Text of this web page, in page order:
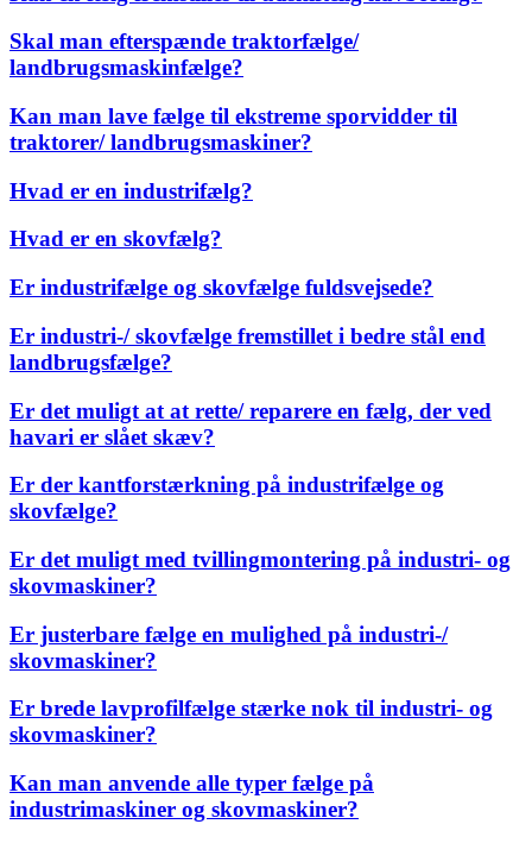
Skal man efterspænde traktorfælge/
landbrugsmaskinfælge?
Kan man lave fælge til ekstreme sporvidder til
traktorer/ landbrugsmaskiner?
Hvad er en industrifælg?
Hvad er en skovfælg?
Er industrifælge og skovfælge fuldsvejsede?
Er industri-/ skovfælge fremstillet i bedre stål end
landbrugsfælge?
Er det muligt at at rette/ reparere en fælg, der ved
havari er slået skæv?
Er der kantforstærkning på industrifælge og
skovfælge?
Er det muligt med tvillingmontering på industri- og
skovmaskiner?
Er justerbare fælge en mulighed på industri-/
skovmaskiner?
Er brede lavprofilfælge stærke nok til industri- og
skovmaskiner?
Kan man anvende alle typer fælge på
industrimaskiner og skovmaskiner?